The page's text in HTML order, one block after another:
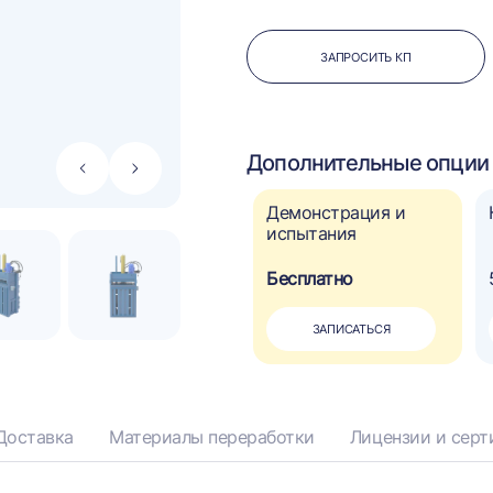
СтрелкаСтрелка
ЗАПРОСИТЬ КП
Дополнительные опции
110 000 ₽
Демонстрация и
испытания
Бесплатно
ЗАПИСАТЬСЯ
Материалы переработки Лицензии и